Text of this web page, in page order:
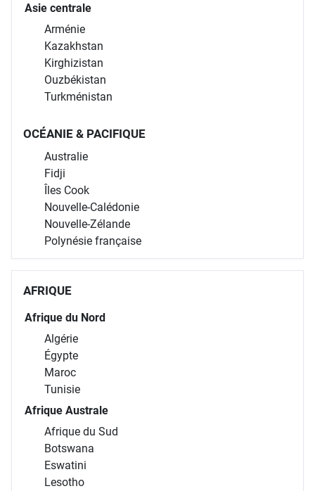
Asie centrale
Arménie
Kazakhstan
Kirghizistan
Ouzbékistan
Turkménistan
OCÉANIE & PACIFIQUE
Australie
Fidji
Îles Cook
Nouvelle-Calédonie
Nouvelle-Zélande
Polynésie française
AFRIQUE
Afrique du Nord
Algérie
Égypte
Maroc
Tunisie
Afrique Australe
Afrique du Sud
Botswana
Eswatini
Lesotho